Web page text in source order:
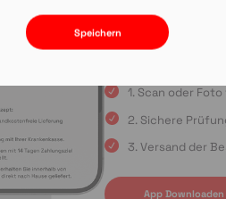
Apple App Store
uns auf Ihre
1. Scan oder
2. Sichere
3. Versand der
App Downloaden
Speichern